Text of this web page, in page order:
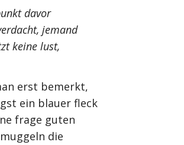
davor
jemand
keine lust,
erst bemerkt,
ein blauer fleck
frage guten
die